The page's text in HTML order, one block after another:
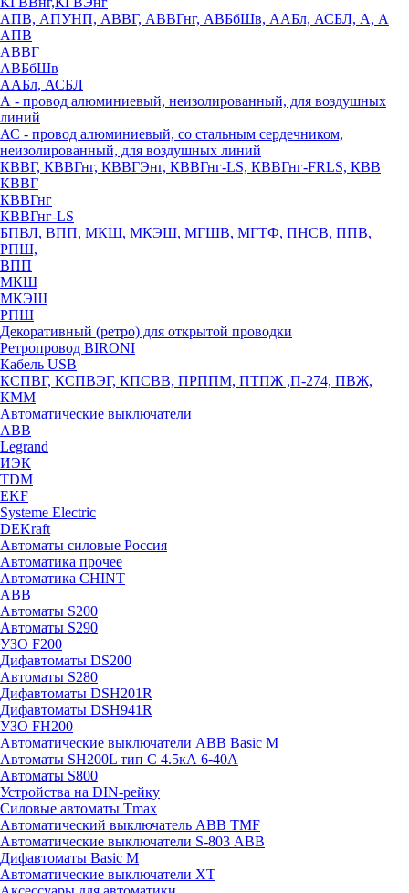
АПВ, АПУНП, АВВГ, АВВГнг, АВБбШв, ААБл, АСБЛ, А, А
АПВ
АВВГ
АВБбШв
ААБл, АСБЛ
А - провод алюминиевый, неизолированный, для воздушных
линий
АС - провод алюминиевый, со стальным сердечником,
неизолированный, для воздушных линий
КВВГ, КВВГнг, КВВГЭнг, КВВГнг-LS, КВВГнг-FRLS, КВВ
КВВГ
КВВГнг
КВВГнг-LS
БПВЛ, ВПП, МКШ, МКЭШ, МГШВ, МГТФ, ПНСВ, ППВ,
РПШ,
ВПП
МКШ
МКЭШ
РПШ
Декоративный (ретро) для открытой проводки
Ретропровод BIRONI
Кабель USB
КСПВГ, КСПВЭГ, КПСВВ, ПРППМ, ПТПЖ ,П-274, ПВЖ,
КММ
Автоматические выключатели
ABB
Legrand
ИЭК
TDM
EKF
Systeme Electric
DEKraft
Автоматы силовые Россия
Автоматика прочее
Автоматика CHINT
ABB
Автоматы S200
Автоматы S290
УЗО F200
Дифавтоматы DS200
Автоматы S280
Дифавтоматы DSH201R
Дифавтоматы DSH941R
УЗО FH200
Автоматические выключатели ABB Basic M
Автоматы SH200L тип С 4.5кА 6-40А
Автоматы S800
Устройства на DIN-рейку
Силовые автоматы Tmax
Автоматический выключатель ABB TMF
Автоматические выключатели S-803 АВВ
Дифавтоматы Basic M
Автоматические выключатели XT